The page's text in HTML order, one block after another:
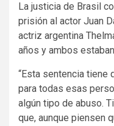
La justicia de Brasil
prisión al actor Juan
actriz argentina
años y ambos
“Esta sentencia tiene
para todas esas
algún tipo de abuso.
que, aunque piensen